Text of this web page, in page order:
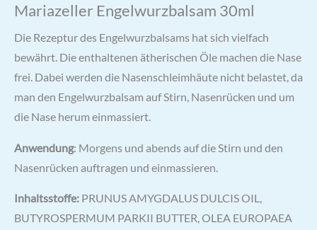
Mariazeller Engelwurzbalsam 30ml
Die Rezeptur des Engelwurzbalsams hat sich vielfach
bewährt. Die enthaltenen ätherischen Öle machen die Nase
frei. Dabei werden die Nasenschleimhäute nicht belastet, da
man den Engelwurzbalsam auf Stirn, Nasenrücken und um
die Nase herum einmassiert.
Anwendung: Morgens und abends auf die Stirn und den
Nasenrücken auftragen und einmassieren.
Inhaltsstoffe: PRUNUS AMYGDALUS DULCIS OIL,
BUTYROSPERMUM PARKII BUTTER, OLEA EUROPAEA